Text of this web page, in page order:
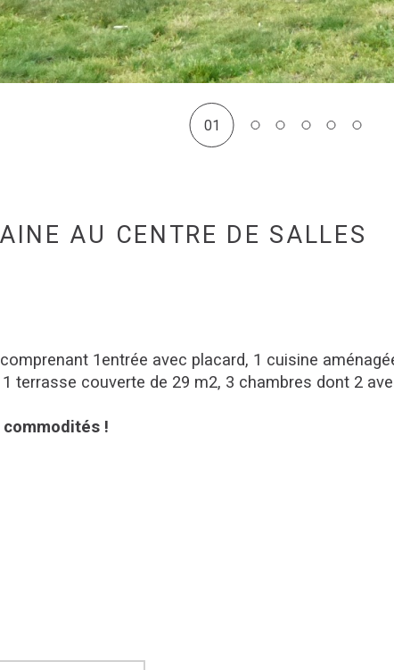
01
AU CENTRE DE SALLES
comprenant 1entrée avec placard, 1 cuisine
terrasse couverte de 29 m2, 3 chambres dont 2
!